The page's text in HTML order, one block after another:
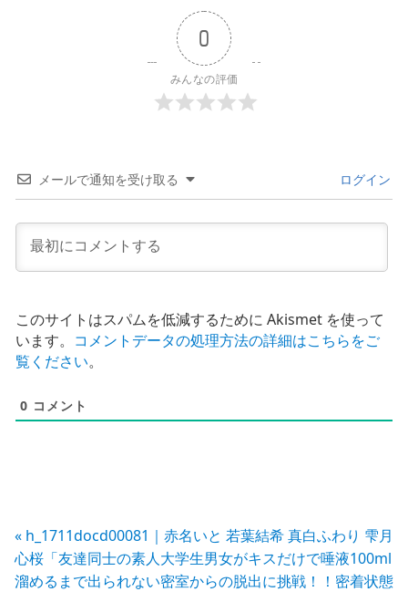
0
みんなの評価
メールで通知を受け取る ログイン
このサイトはスパムを低減するために Akismet を使って
います。 コメントデータの処理方法の詳細はこちらをご
覧ください。
0 コメント
投
稿
« h_1711docd00081｜赤名いと 若葉結希 真白ふわり 雫月
心桜「友達同士の素人大学生男女がキスだけで唾液100ml
溜めるまで出られない密室からの脱出に挑戦！！密着状態